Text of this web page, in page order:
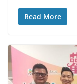
Read More